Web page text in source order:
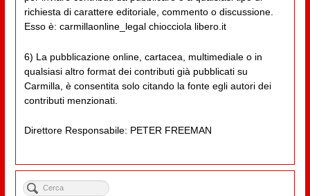
richiesta di carattere editoriale, commento o discussione.
Esso è: carmillaonline_legal chiocciola libero.it
6) La pubblicazione online, cartacea, multimediale o in
qualsiasi altro format dei contributi già pubblicati su
Carmilla, è consentita solo citando la fonte egli autori dei
contributi menzionati.
Direttore Responsabile: PETER FREEMAN